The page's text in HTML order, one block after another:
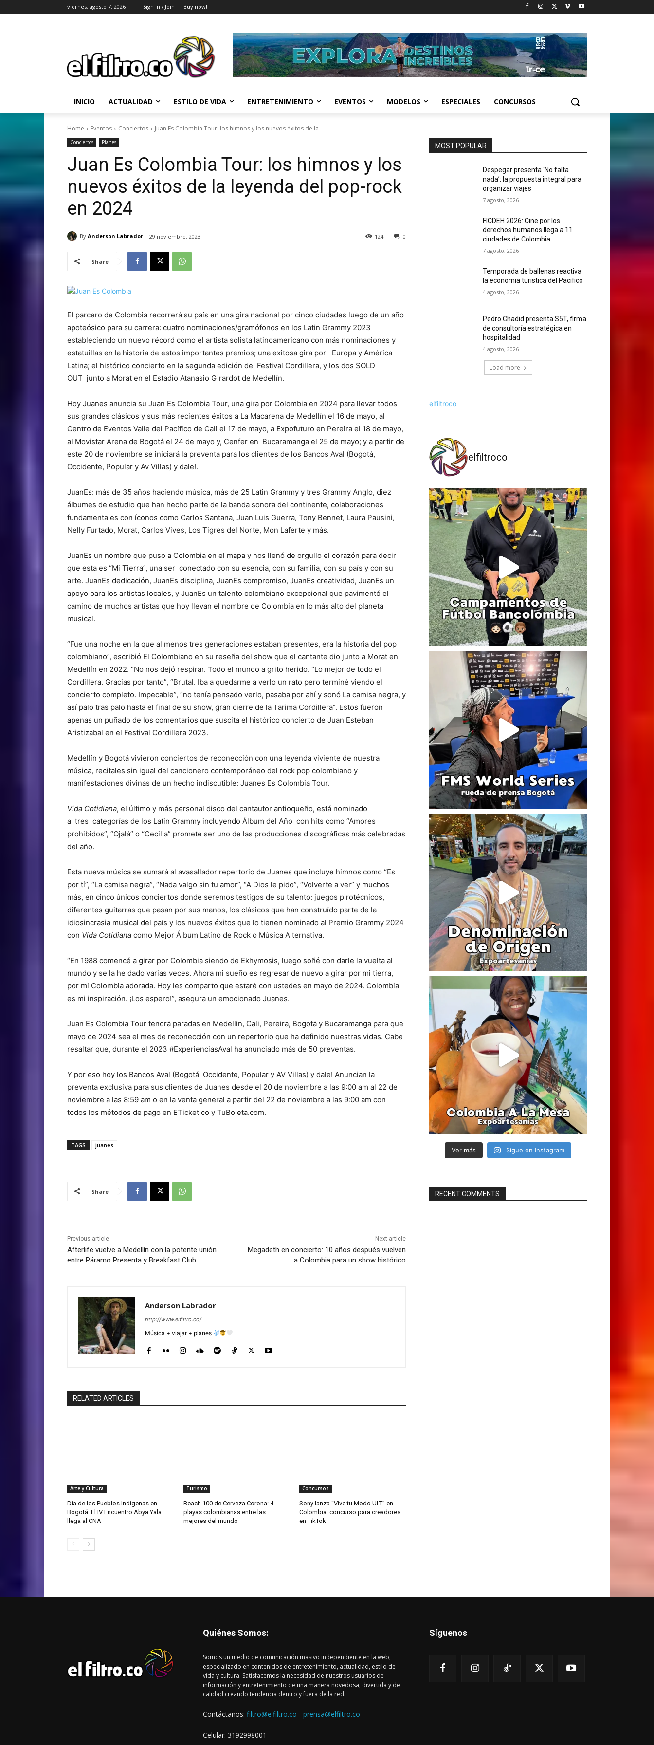
viernes, agosto 7, 2026 Sign in / Join Buy now!
INICIO ACTUALIDAD ESTILO DE VIDA ENTRETENIMIENTO EVENTOS MODELOS ESPECIALES CONCURSOS
Home Eventos Conciertos Juan Es Colombia Tour: los himnos y los nuevos éxitos de la...
Conciertos Planes
Juan Es Colombia Tour: los himnos y los
nuevos éxitos de la leyenda del pop-rock
en 2024
By Anderson Labrador 29 noviembre, 2023 0
124
Share
El parcero de Colombia recorrerá su país en una gira nacional por cinco ciudades luego de un año
apoteósico para su carrera: cuatro nominaciones/gramófonos en los Latin Grammy 2023
estableciendo un nuevo récord como el artista solista latinoamericano con más nominaciones y
estatuillas en la historia de estos importantes premios; una exitosa gira por Europa y América
Latina; el histórico concierto en la segunda edición del Festival Cordillera, y los dos SOLD
OUT junto a Morat en el Estadio Atanasio Girardot de Medellín.
Hoy Juanes anuncia su Juan Es Colombia Tour, una gira por Colombia en 2024 para llevar todos
sus grandes clásicos y sus más recientes éxitos a La Macarena de Medellín el 16 de mayo, al
Centro de Eventos Valle del Pacífico de Cali el 17 de mayo, a Expofuturo en Pereira el 18 de mayo,
al Movistar Arena de Bogotá el 24 de mayo y, Cenfer en Bucaramanga el 25 de mayo; y a partir de
este 20 de noviembre se iniciará la preventa para los clientes de los Bancos Aval (Bogotá,
Occidente, Popular y Av Villas) y dale!.
JuanEs: más de 35 años haciendo música, más de 25 Latin Grammy y tres Grammy Anglo, diez
álbumes de estudio que han hecho parte de la banda sonora del continente, colaboraciones
fundamentales con íconos como Carlos Santana, Juan Luis Guerra, Tony Bennet, Laura Pausini,
Nelly Furtado, Morat, Carlos Vives, Los Tigres del Norte, Mon Laferte y más.
JuanEs un nombre que puso a Colombia en el mapa y nos llenó de orgullo el corazón para decir
que esta es “Mi Tierra”, una ser conectado con su esencia, con su familia, con su país y con su
arte. JuanEs dedicación, JuanEs disciplina, JuanEs compromiso, JuanEs creatividad, JuanEs un
apoyo para los artistas locales, y JuanEs un talento colombiano excepcional que pavimentó el
camino de muchos artistas que hoy llevan el nombre de Colombia en lo más alto del planeta
musical.
“Fue una noche en la que al menos tres generaciones estaban presentes, era la historia del pop
colombiano”, escribió El Colombiano en su reseña del show que el cantante dio junto a Morat en
Medellín en 2022. “No nos dejó respirar. Todo el mundo a grito herido. “Lo mejor de todo el
Cordillera. Gracias por tanto”, “Brutal. Iba a quedarme a verlo un rato pero terminé viendo el
concierto completo. Impecable”, “no tenía pensado verlo, pasaba por ahí y sonó La camisa negra, y
así palo tras palo hasta el final de su show, gran cierre de la Tarima Cordillera”. Estos fueron
apenas un puñado de los comentarios que suscita el histórico concierto de Juan Esteban
Aristizabal en el Festival Cordillera 2023.
Medellín y Bogotá vivieron conciertos de reconección con una leyenda viviente de nuestra
música, recitales sin igual del cancionero contemporáneo del rock pop colombiano y
manifestaciones divinas de un hecho indiscutible: Juanes Es Colombia Tour.
Vida Cotidiana, el último y más personal disco del cantautor antioqueño, está nominado
a tres categorías de los Latin Grammy incluyendo Álbum del Año con hits como “Amores
prohibidos”, “Ojalá” o “Cecilia” promete ser uno de las producciones discográficas más celebradas
del año.
Esta nueva música se sumará al avasallador repertorio de Juanes que incluye himnos como “Es
por tí”, “La camisa negra”, “Nada valgo sin tu amor”, “A Dios le pido”, “Volverte a ver” y muchos
más, en cinco únicos conciertos donde seremos testigos de su talento: juegos pirotécnicos,
diferentes guitarras que pasan por sus manos, los clásicos que han construído parte de la
idiosincrasia musical del país y los nuevos éxitos que lo tienen nominado al Premio Grammy 2024
con Vida Cotidiana como Mejor Álbum Latino de Rock o Música Alternativa.
“En 1988 comencé a girar por Colombia siendo de Ekhymosis, luego soñé con darle la vuelta al
mundo y se la he dado varias veces. Ahora mi sueño es regresar de nuevo a girar por mi tierra,
por mi Colombia adorada. Hoy les comparto que estaré con ustedes en mayo de 2024. Colombia
es mi inspiración. ¡Los espero!”, asegura un emocionado Juanes.
Juan Es Colombia Tour tendrá paradas en Medellín, Cali, Pereira, Bogotá y Bucaramanga para que
mayo de 2024 sea el mes de reconección con un repertorio que ha definido nuestras vidas. Cabe
resaltar que, durante el 2023 #ExperienciasAval ha anunciado más de 50 preventas.
Y por eso hoy los Bancos Aval (Bogotá, Occidente, Popular y AV Villas) y dale! Anuncian la
preventa exclusiva para sus clientes de Juanes desde el 20 de noviembre a las 9:00 am al 22 de
noviembre a las 8:59 am o en la venta general a partir del 22 de noviembre a las 9:00 am con
todos los métodos de pago en ETicket.co y TuBoleta.com.
TAGS juanes
Share
Previous article
Afterlife vuelve a Medellín con la potente unión
entre Páramo Presenta y Breakfast Club
Next article
Megadeth en concierto: 10 años después vuelven
a Colombia para un show histórico
Anderson Labrador
http://www.elfiltro.co/
Música + viajar + planes
RELATED ARTICLES
Arte y Cultura
Día de los Pueblos Indígenas en
Bogotá: El IV Encuentro Abya Yala
llega al CNA
Turismo
Beach 100 de Cerveza Corona: 4
playas colombianas entre las
mejores del mundo
Concursos
Sony lanza “Vive tu Modo ULT” en
Colombia: concurso para creadores
en TikTok
MOST POPULAR
Despegar presenta ‘No falta
nada’: la propuesta integral para
organizar viajes
7 agosto, 2026
FICDEH 2026: Cine por los
derechos humanos llega a 11
ciudades de Colombia
7 agosto, 2026
Temporada de ballenas reactiva
la economía turística del Pacífico
4 agosto, 2026
Pedro Chadid presenta S5T, firma
de consultoría estratégica en
hospitalidad
4 agosto, 2026
Load more
elfiltroco
elfiltroco
Ver más Sigue en Instagram
RECENT COMMENTS
Quiénes Somos:
Somos un medio de comunicación masivo independiente en la web,
especializado en contenidos de entretenimiento, actualidad, estilo de
vida y cultura. Satisfacemos la necesidad de nuestros usuarios de
información y entretenimiento de una manera novedosa, divertida y de
calidad creando tendencia dentro y fuera de la red.
Contáctanos: filtro@elfiltro.co - prensa@elfiltro.co
Celular: 3192998001
Síguenos